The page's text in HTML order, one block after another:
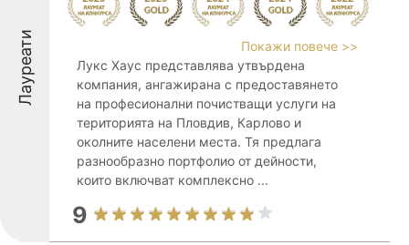
Лауреати
Покажи повече >>
Лукс Хаус представлява утвърдена
компания, ангажирана с предоставянето
на професионални почистващи услуги на
територията на Пловдив, Карлово и
околните населени места. Тя предлага
разнообразно портфолио от дейности,
които включват комплексно ...
9